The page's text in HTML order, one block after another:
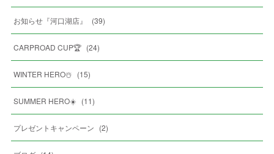
お知らせ『河口湖店』 (39)
CARPROAD CUP🏆 (24)
WINTER HERO☃️ (15)
SUMMER HERO☀️ (11)
プレゼントキャンペーン (2)